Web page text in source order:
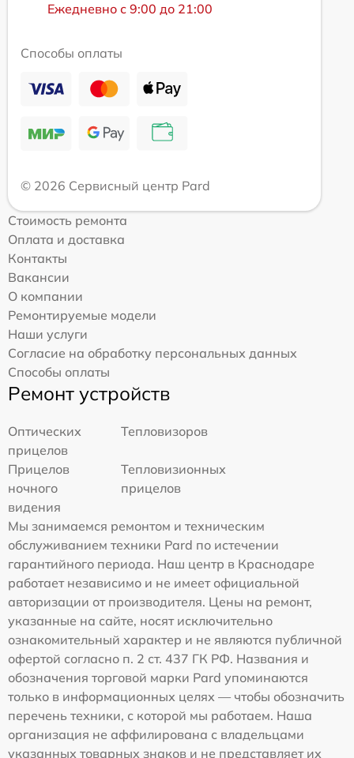
Ежедневно с 9:00 до 21:00
Способы оплаты
© 2026 Сервисный центр Pard
Стоимость ремонта
Оплата и доставка
Контакты
Вакансии
О компании
Ремонтируемые модели
Наши услуги
Согласие на обработку персональных данных
Способы оплаты
Ремонт устройств
Оптических
прицелов
Тепловизоров
Прицелов
ночного
видения
Тепловизионных
прицелов
Мы занимаемся ремонтом и техническим
обслуживанием техники Pard по истечении
гарантийного периода. Наш центр в Краснодаре
работает независимо и не имеет официальной
авторизации от производителя. Цены на ремонт,
указанные на сайте, носят исключительно
ознакомительный характер и не являются публичной
офертой согласно п. 2 ст. 437 ГК РФ. Названия и
обозначения торговой марки Pard упоминаются
только в информационных целях — чтобы обозначить
перечень техники, с которой мы работаем. Наша
организация не аффилирована с владельцами
указанных товарных знаков и не представляет их